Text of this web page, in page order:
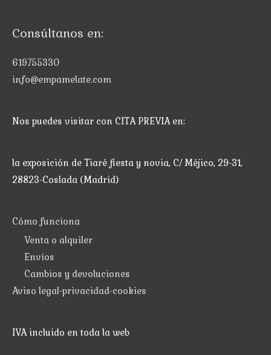
Consúltanos en:
619755330
info@empamelate.com
Nos puedes visitar con CITA PREVIA en:
la exposición de Tiaré fiesta y novia, C/ Méjico, 29-31,
28823-Coslada (Madrid)
Cómo funciona
Venta o alquiler
Envíos
Cambios y devoluciones
Aviso legal-privacidad-cookies
IVA incluido en toda la web